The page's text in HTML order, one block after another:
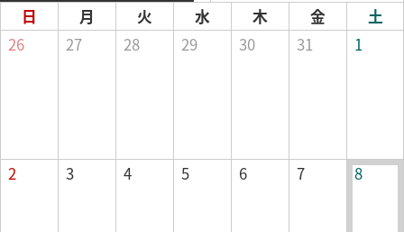
日 月 火 水 木 金
土
26
27 28 29 30 31 1
2 3 4 5 6 7 8